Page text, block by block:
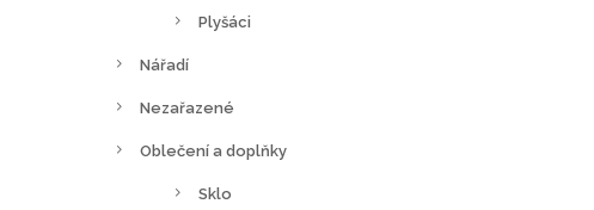
Plyšáci
Nářadí
Nezařazené
Oblečení a doplňky
Sklo